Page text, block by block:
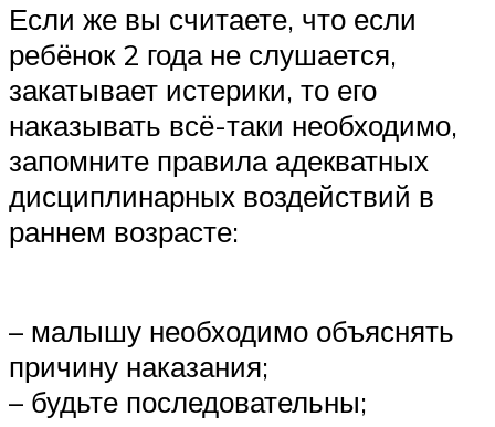
Если же вы считаете, что если
ребёнок 2 года не слушается,
закатывает истерики, то его
наказывать всё-таки необходимо,
запомните правила адекватных
дисциплинарных воздействий в
раннем возрасте:
– малышу необходимо объяснять
причину наказания;
– будьте последовательны;